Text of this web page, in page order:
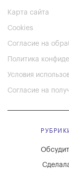
Карта сайта
Cookies
Согласие на
Политика
Условия
Согласие на